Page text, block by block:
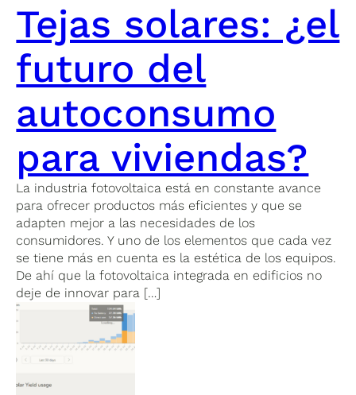
Tejas solares: ¿el
futuro del
autoconsumo
para viviendas?
La industria fotovoltaica está en constante avance
para ofrecer productos más eficientes y que se
adapten mejor a las necesidades de los
consumidores. Y uno de los elementos que cada vez
se tiene más en cuenta es la estética de los equipos.
De ahí que la fotovoltaica integrada en edificios no
deje de innovar para […]